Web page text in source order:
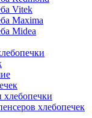
Vitek
Maxima
Midea
хлебопечек